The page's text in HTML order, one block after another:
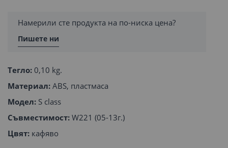
Намерили сте продукта на по-ниска цена?
Пишете ни
Тегло: 0,10 kg.
Материал: ABS, пластмаса
Модел: S class
Съвместимост: W221 (05-13г.)
Цвят: кафяво